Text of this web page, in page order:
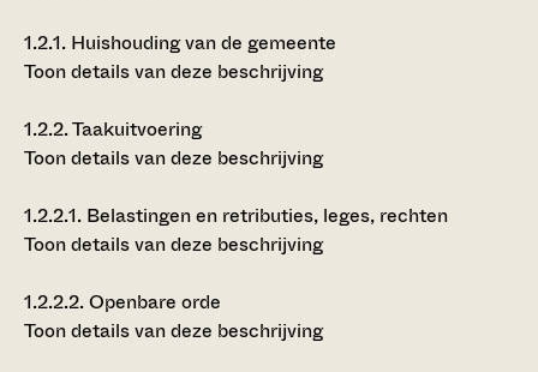
1.2.1. Huishouding van de gemeente
Toon details van deze beschrijving
1.2.2.Taakuitvoering
Toon details van deze beschrijving
1.2.2.1. Belastingen en retributies, leges, rechten
Toon details van deze beschrijving
1.2.2.2.Openbare orde
Toon details van deze beschrijving